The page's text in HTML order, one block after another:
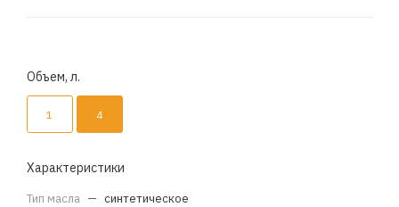
Объем, л.
1 4
Характеристики
Тип масла — синтетическое